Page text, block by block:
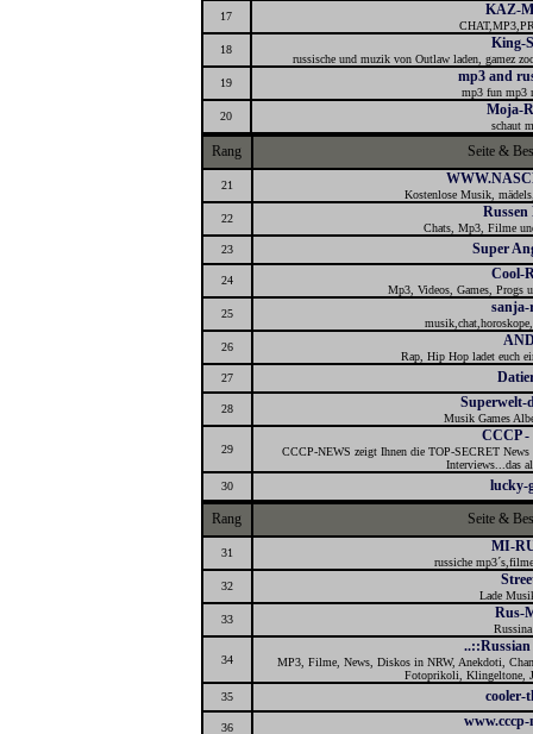
17 KAZ-
18
King-
russische und muzik von Outlaw laden, gamez
19
mp3 and
mp3 fun mp3
20
Moja-
schaut
Rang Seite &
21
Kostenlose Musik,
22
Chats, Mp3, Filme
23
Super
24 Cool-
Mp3, Videos, Games, Progs
25
sanja-
26
Rap, Hip Hop ladet euch
27
28 Superwelt-
Musik Games
29
CCCP -
CCCP-NEWS zeigt Ihnen die TOP-SECRET
Interviews...das
30
lucky-
Rang
Seite &
31 MI-
russiche
32
Lade
33
Rus-
34
..::Russian
MP3, Filme, News, Diskos in NRW, Anekdoti,
Fotoprikoli, Klingeltone,
35
cooler-
36